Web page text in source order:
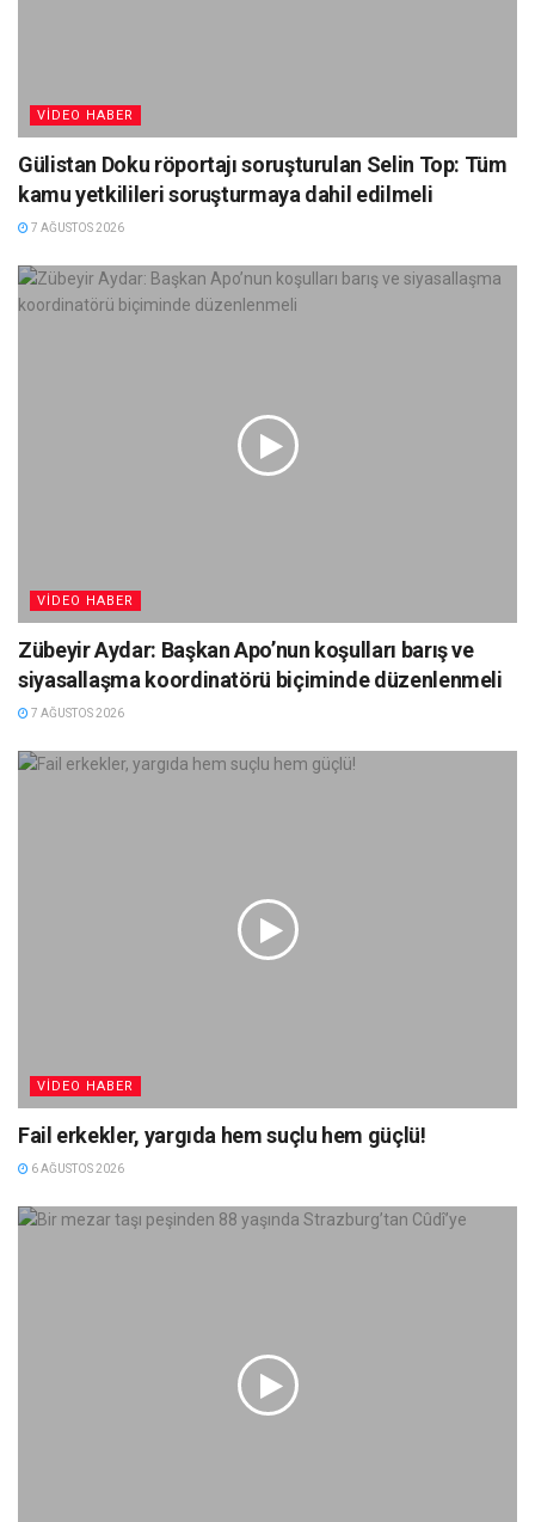
VIDEO HABER
Gülistan Doku röportajı soruşturulan Selin Top: Tüm
kamu yetkilileri soruşturmaya dahil edilmeli
7 AĞUSTOS 2026
VIDEO HABER
Zübeyir Aydar: Başkan Apo’nun koşulları barış ve
siyasallaşma koordinatörü biçiminde düzenlenmeli
7 AĞUSTOS 2026
VIDEO HABER
Fail erkekler, yargıda hem suçlu hem güçlü!
6 AĞUSTOS 2026